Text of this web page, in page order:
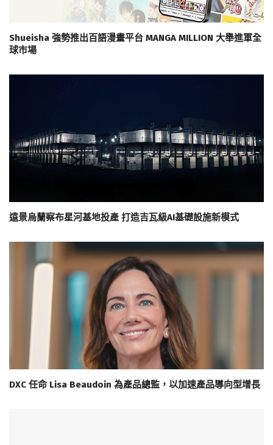
Shueisha 強勢推出百語漫畫平台 MANGA MILLION 大舉進軍全
球市場
遠景烏蘭察布星河基地投產 打造吉瓦級AI基礎設施新模式
DXC 任命 Lisa Beaudoin 為產品總監，以加速產品導向型增長